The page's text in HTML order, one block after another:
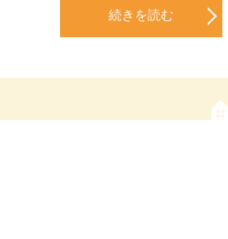
続きを読む